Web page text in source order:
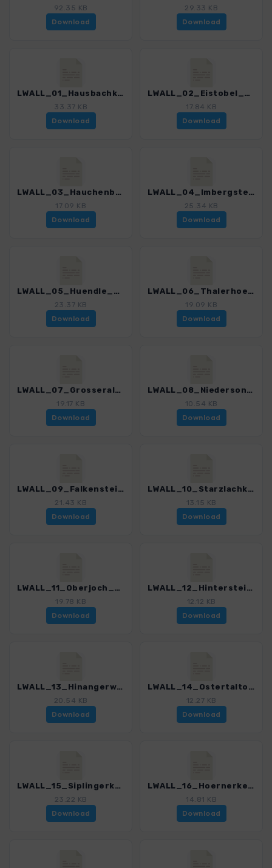
92.35 KB
Download
29.33 KB
Download
LWALL_01_Hausbachklamm_3088_5.gpx
33.37 KB
Download
LWALL_02_Eistobel_3088_5.gpx
17.84 KB
Download
LWALL_03_Hauchenberg_3088_5.gpx
17.09 KB
Download
LWALL_04_Imbergsteibis_3088_5.gpx
25.34 KB
Download
LWALL_05_Huendle_3088_5.gpx
23.37 KB
Download
LWALL_06_Thalerhoehe_3088_5.gpx
19.09 KB
Download
LWALL_07_Grosseralpsee_3088_5.gpx
19.17 KB
Download
LWALL_08_Niedersonthofenersee_3088_5.gpx
10.54 KB
Download
LWALL_09_Falkenstein_3088_5.gpx
21.43 KB
Download
LWALL_10_Starzlachklamm_3088_5.gpx
13.15 KB
Download
LWALL_11_Oberjoch_3088_5.gpx
19.78 KB
Download
LWALL_12_Hintersteinertal_3088_5.gpx
12.12 KB
Download
LWALL_13_Hinangerwasserfall_3088_5.gpx
20.54 KB
Download
LWALL_14_Ostertaltobel_3088_5.gpx
12.27 KB
Download
LWALL_15_Siplingerkopf_3088_5.gpx
23.22 KB
Download
LWALL_16_Hoernerkette_3088_5.gpx
14.81 KB
Download